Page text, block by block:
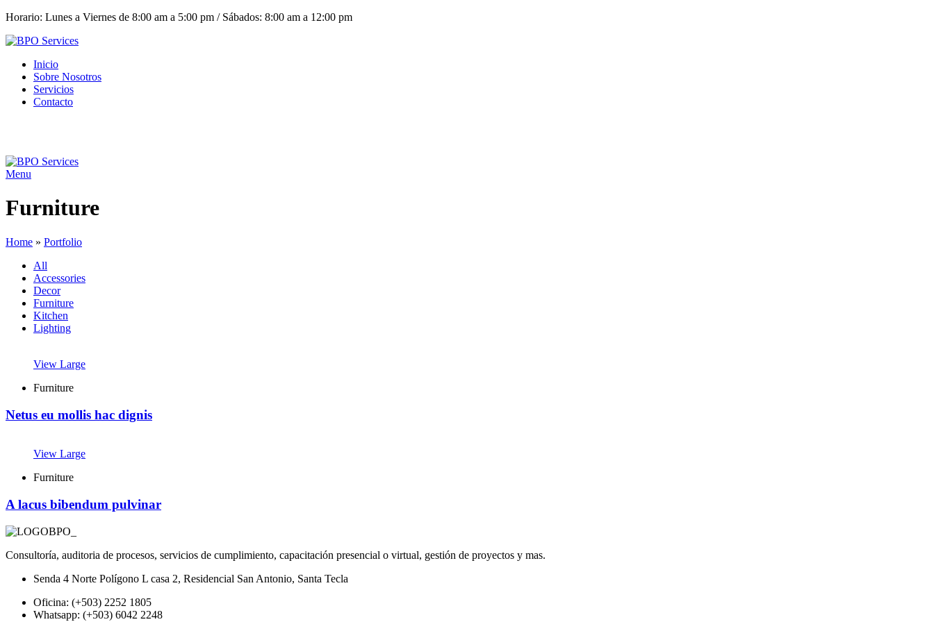
Horario: Lunes a Viernes de 8:00 am a 5:00 pm / Sábados: 8:00 am a 12:00 pm
Inicio
Sobre Nosotros
Servicios
Contacto
Menu
Furniture
Home » Portfolio
All
Accessories
Decor
Furniture
Kitchen
Lighting
View Large
Furniture
Netus eu mollis hac dignis
View Large
Furniture
A lacus bibendum pulvinar
Consultoría, auditoria de procesos, servicios de cumplimiento, capacitación presencial o virtual, gestión de proyectos y mas.
Senda 4 Norte Polígono L casa 2, Residencial San Antonio, Santa Tecla
Oficina: (+503) 2252 1805
Whatsapp: (+503) 6042 2248